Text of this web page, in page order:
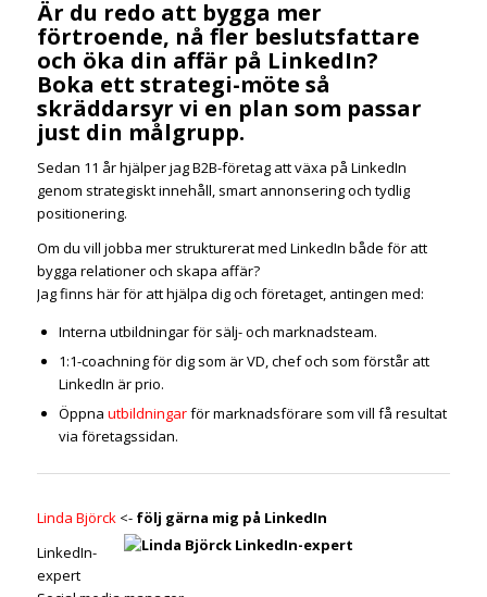
Är du redo att bygga mer
förtroende, nå fler beslutsfattare
och öka din affär på LinkedIn?
Boka ett strategi-möte så
skräddarsyr vi en plan som passar
just din målgrupp.
Sedan 11 år hjälper jag B2B-företag att växa på LinkedIn
genom strategiskt innehåll, smart annonsering och tydlig
positionering.
Om du vill jobba mer strukturerat med LinkedIn både för att
bygga relationer och skapa affär?
Jag finns här för att hjälpa dig och företaget, antingen med:
Interna utbildningar för sälj- och marknadsteam.
1:1-coachning för dig som är VD, chef och som förstår att
LinkedIn är prio.
Öppna utbildningarför marknadsförare som vill få resultat
via företagssidan.
Linda Björck<- följ gärna mig på LinkedIn
LinkedIn-
expert